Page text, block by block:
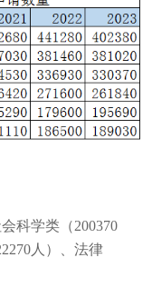
科学类（200370
人）、法律